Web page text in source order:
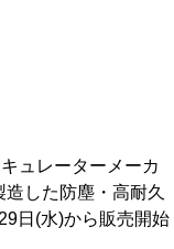
ュレーターメーカ
した防塵・高耐久
日(水)から販売開始